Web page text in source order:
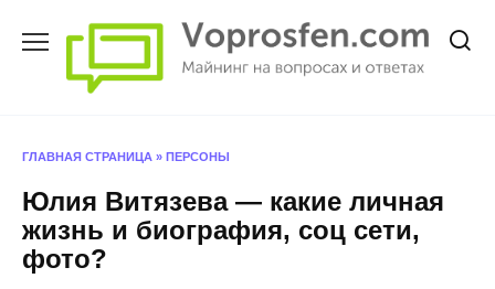
ГЛАВНАЯ СТРАНИЦА » ПЕРСОНЫ
Юлия Витязева — какие личная
жизнь и биография, соц сети,
фото?